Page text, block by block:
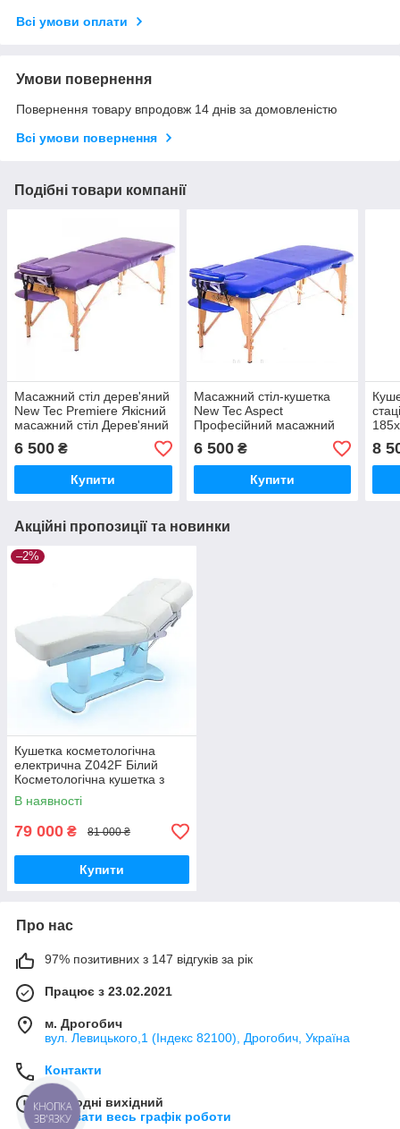
Всі умови оплати
Умови повернення
Повернення товару впродовж 14 днів за домовленістю
Всі умови повернення
Подібні товари компанії
Масажний стіл дерев'яний
New Tec Premiere Якісний
масажний стіл Дерев'яний
стіл для масажу
6 500 ₴
Купити
Масажний стіл-кушетка
New Tec Aspect
Професійний масажний
стіл Стіл-кушетка для
масажу
6 500₴
Купити
для
8
Акційні пропозиції та новинки
–2%
Кушетка косметологічна
електрична Z042F Білий
Косметологічна кушетка з
підігрівом Кушетка для
салону
В наявності
79 000 ₴ 81 000 ₴
Купити
Про нас
97% позитивних з 147 відгуків за рік
Працює з 23.02.2021
м. Дрогобич
вул. Левицького,1 (Індекс 82100), Дрогобич, Україна
Контакти
Сьогодні вихідний
Показати весь графік роботи
КНОПКА
ЗВ'ЯЗКУ